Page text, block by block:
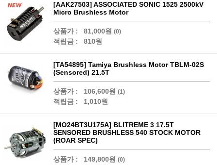
[AAK27503] ASSOCIATED SONIC 1525 2500kV
Micro Brushless Motor
상품가 : 81,000원 (0)
적립금 : 810원
[TA54895] Tamiya Brushless Motor TBLM-02S
(Sensored) 21.5T
상품가 : 106,600원 (1)
적립금 : 1,010원
[MO24BT3U175A] BLITREME 3 17.5T
SENSORED BRUSHLESS 540 STOCK MOTOR
(ROAR SPEC)
상품가 : 149,800원 (0)